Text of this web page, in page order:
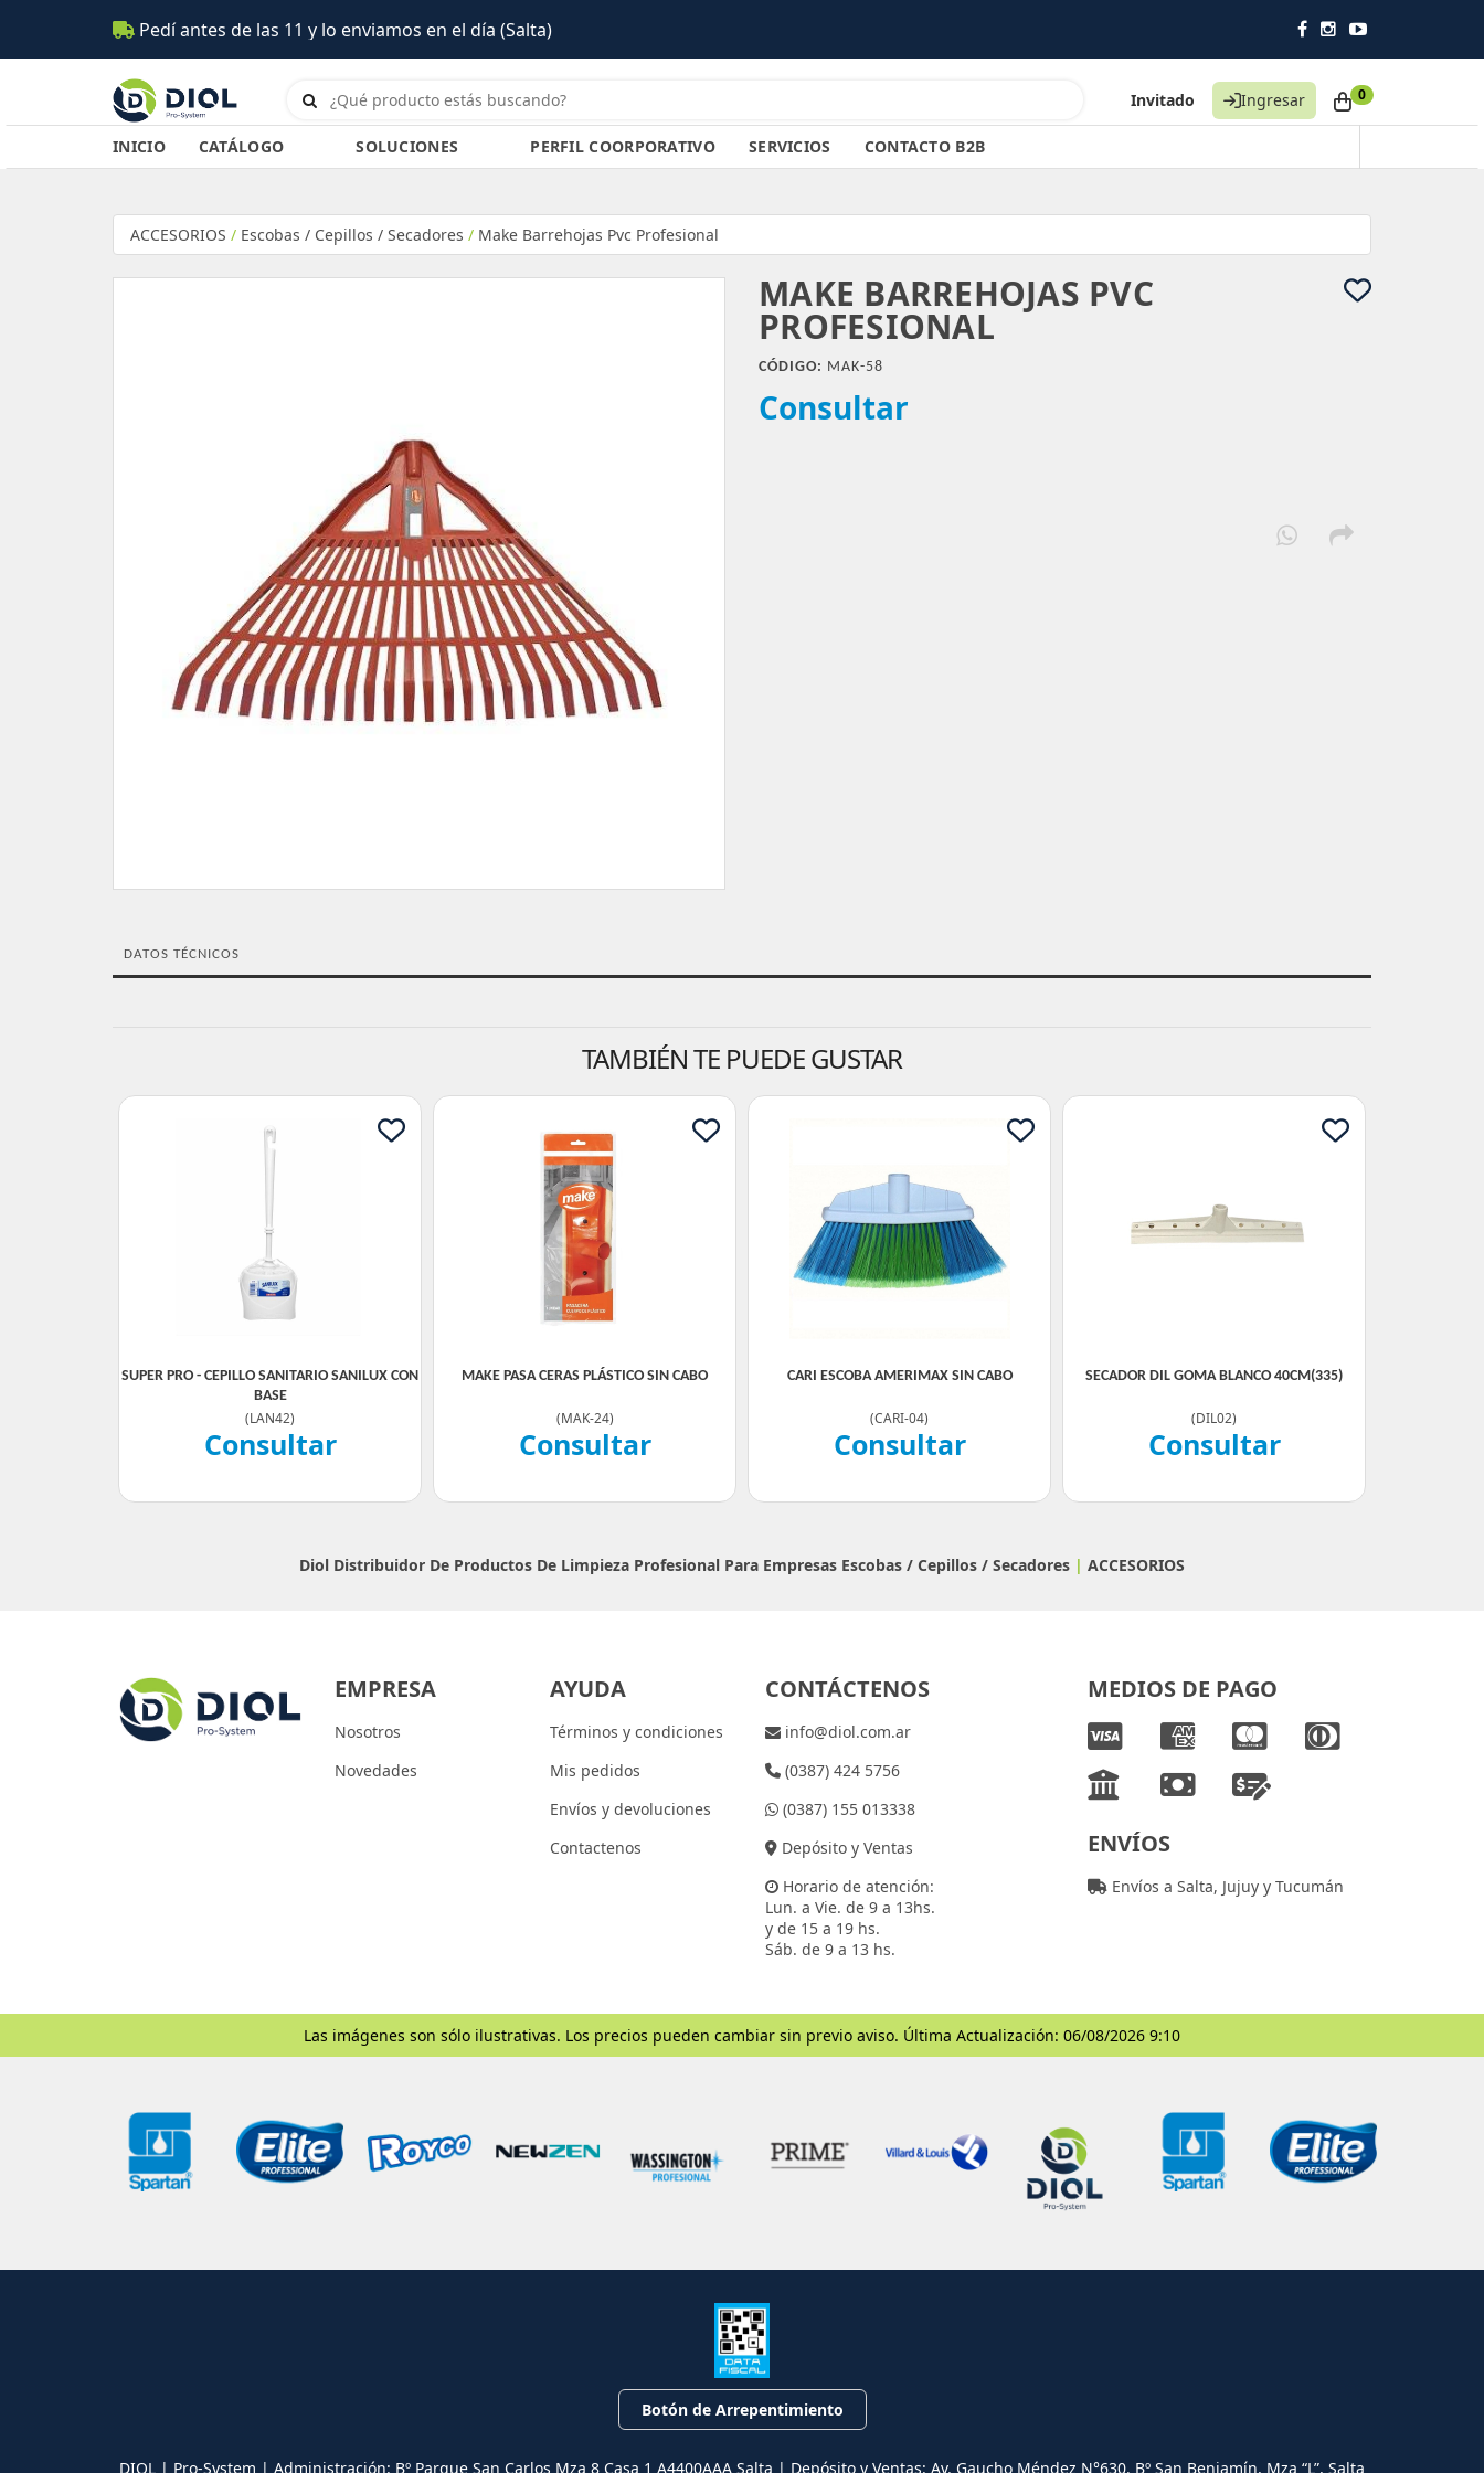
de las 11 y lo enviamos en el día (Salta)
Invitado Ingresar 0
INICIO CATÁLOGO SOLUCIONES PERFIL COORPORATIVO SERVICIOS CONTACTO B2B
ACCESORIOS / Escobas / Cepillos / Secadores / Make Barrehojas Pvc Profesional
MAKE BARREHOJAS PVC
PROFESIONAL
CÓDIGO: MAK-58
Consultar
DATOS TÉCNICOS
TAMBIÉN TE PUEDE GUSTAR
SUPER PRO - CEPILLO SANITARIO SANILUX CON
BASE
(LAN42)
Consultar
MAKE PASA CERAS PLÁSTICO SIN CABO
(MAK-24)
Consultar
CARI ESCOBA AMERIMAX SIN CABO
(CARI-04)
Consultar
SECADOR DIL GOMA BLANCO 40CM(335)
(DIL02)
Consultar
Diol Distribuidor De Productos De Limpieza Profesional Para Empresas Escobas / Cepillos / Secadores | ACCESORIOS
EMPRESA
Nosotros
Novedades
AYUDA
Términos y condiciones
Mis pedidos
Envíos y devoluciones
Contactenos
CONTÁCTENOS
info@diol.com.ar
(0387) 424 5756
(0387) 155 013338
Depósito y Ventas
Horario de atención:
Lun. a Vie. de 9 a 13hs.
y de 15 a 19 hs.
Sáb. de 9 a 13 hs.
MEDIOS DE PAGO
ENVÍOS
Envíos a Salta, Jujuy y Tucumán
Las imágenes son sólo ilustrativas. Los precios pueden cambiar sin previo aviso. Última Actualización: 06/08/2026 9:10
Botón de Arrepentimiento
DIOL | Pro-System | Administración: Bº Parque San Carlos Mza 8 Casa 1 A4400AAA Salta | Depósito y Ventas: Av. Gaucho Méndez N°630. Bº San Benjamín, Mza “L”, Salta